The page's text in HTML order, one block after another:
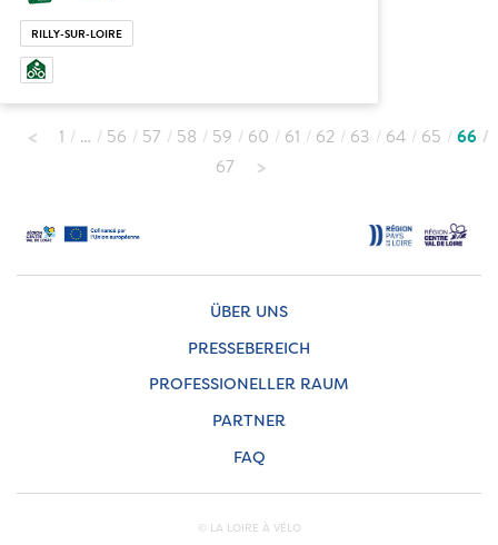
RILLY-SUR-LOIRE
1 … 56 57 58 59 60 61 62 63 64 65
66
67
ÜBER UNS
PRESSEBEREICH
PROFESSIONELLER RAUM
PARTNER
FAQ
© LA LOIRE À VÉLO